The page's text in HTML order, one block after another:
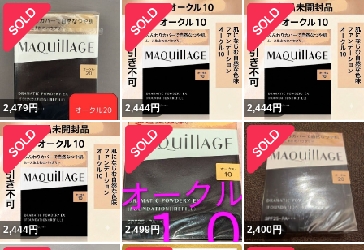
2,479円 2,444円 2,444円
2,444円 2,499円 2,400円